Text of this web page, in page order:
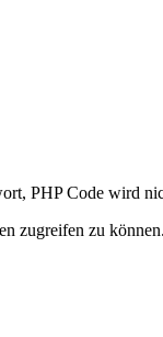
PHP Code wird
zugreifen zu können.